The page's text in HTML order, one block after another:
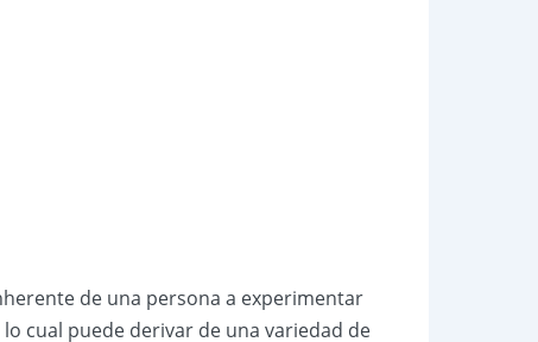
de una persona a experimentar
cual puede derivar de una variedad de